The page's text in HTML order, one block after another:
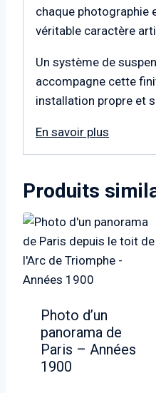
chaque photographie
véritable caractère
Un système de
accompagne cette
installation propre et
En savoir plus
Produits
Photo d’un
panorama de
Paris – Années
1900